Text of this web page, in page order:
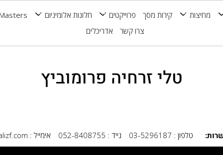
מחיצות קירות מסך פרוייקטים חלונות אלומיניום
צרו קשר
אדריכלים
טלי זרחיה פרומוביץ
טלפון : 03-5296187 נייד : 052-8408755 אימייל : tali@talizf.com